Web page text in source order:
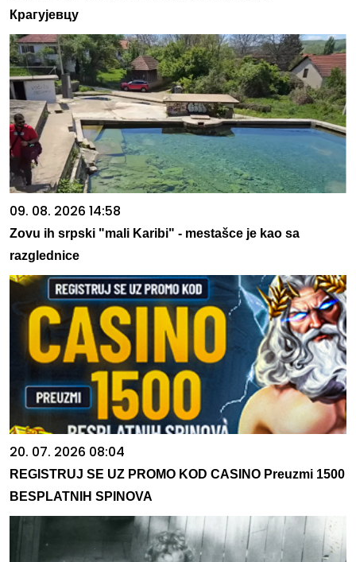
Крагујевцу
09. 08. 2026 14:58
Zovu ih srpski "mali Karibi" - mestašce je kao sa
razglednice
20. 07. 2026 08:04
REGISTRUJ SE UZ PROMO KOD CASINO Preuzmi 1500
BESPLATNIH SPINOVA